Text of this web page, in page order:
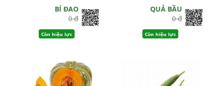
BÍ ĐAO
0 đ
Còn hiệu lực
QUẢ BẦU
0 đ
Còn hiệu lực